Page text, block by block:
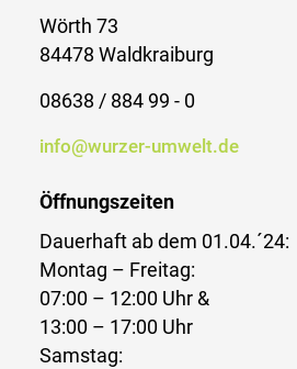
Wörth 73
84478 Waldkraiburg
08638 / 884 99 - 0
info@wurzer-umwelt.de
Öffnungszeiten
Dauerhaft ab dem 01.04.´24:
Montag – Freitag:
07:00 – 12:00 Uhr &
13:00 – 17:00 Uhr
Samstag: